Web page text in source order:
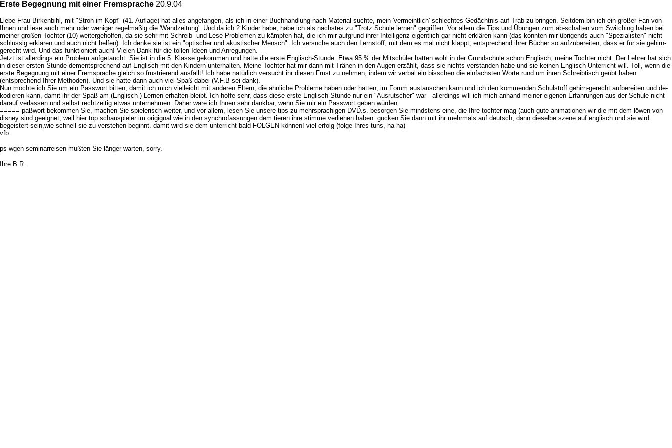
Erste Begegnung mit einer Fremsprache 20.9.04
Liebe Frau Birkenbihl, mit "Stroh im Kopf" (41. Auflage) hat alles angefangen, als ich in einer Buchhandlung nach Material suchte, mein 'vermeintlich' schlechtes Gedächtnis auf Trab zu bringen. Seitdem bin ich ein großer Fan von
Ihnen und lese auch mehr oder weniger regelmäßig die 'Wandzeitung'. Und da ich 2 Kinder habe, habe ich als nächstes zu "Trotz Schule lernen" gegriffen. Vor allem die Tips und Übungen zum ab-schalten vom Switching haben bei
meiner großen Tochter (10) weitergeholfen, da sie sehr mit Schreib- und Lese-Problemen zu kämpfen hat, die ich mir aufgrund ihrer Intelligenz eigentlich gar nicht erklären kann (das konnten mir übrigends auch "Spezialisten" nicht
schlüssig erklären und auch nicht helfen). Ich denke sie ist ein "optischer und akustischer Mensch". Ich versuche auch den Lernstoff, mit dem es mal nicht klappt, entsprechend ihrer Bücher so aufzubereiten, dass er für sie gehirn-
gerecht wird. Und das funktioniert auch! Vielen Dank für die tollen Ideen und Anregungen.
Jetzt ist allerdings ein Problem aufgetaucht: Sie ist in die 5. Klasse gekommen und hatte die erste Englisch-Stunde. Etwa 95 % der Mitschüler hatten wohl in der Grundschule schon Englisch, meine Tochter nicht. Der Lehrer hat sich
in dieser ersten Stunde dementsprechend auf Englisch mit den Kindern unterhalten. Meine Tochter hat mir dann mit Tränen in den Augen erzählt, dass sie nichts verstanden habe und sie keinen Englisch-Unterricht will. Toll, wenn die
erste Begegnung mit einer Fremsprache gleich so frustrierend ausfällt! Ich habe natürlich versucht ihr diesen Frust zu nehmen, indem wir verbal ein bisschen die einfachsten Worte rund um ihren Schreibtisch geübt haben
(entsprechend Ihrer Methoden). Und sie hatte dann auch viel Spaß dabei (V.F.B sei dank).
Nun möchte ich Sie um ein Passwort bitten, damit ich mich vielleicht mit anderen Eltern, die ähnliche Probleme haben oder hatten, im Forum austauschen kann und ich den kommenden Schulstoff gehirn-gerecht aufbereiten und de-
kodieren kann, damit ihr der Spaß am (Englisch-) Lernen erhalten bleibt. Ich hoffe sehr, dass diese erste Englisch-Stunde nur ein "Ausrutscher" war - allerdings will ich mich anhand meiner eigenen Erfahrungen aus der Schule nicht
darauf verlassen und selbst rechtzeitig etwas unternehmen. Daher wäre ich Ihnen sehr dankbar, wenn Sie mir ein Passwort geben würden.
===== paßwort bekommen Sie, machen Sie spielerisch weiter, und vor allem, lesen Sie unsere tips zu mehrsprachigen DVD.s. besorgen Sie mindstens eine, die Ihre tochter mag (auch gute animationen wir die mit dem löwen von
disney sind geeignet, weil hier top schauspieler im origignal wie in den synchrofassungen dem tieren ihre stimme verliehen haben. gucken Sie dann mit ihr mehrmals auf deutsch, dann dieselbe szene auf englisch und sie wird
begeistert sein,wie schnell sie zu verstehen beginnt. damit wird sie dem unterricht bald FOLGEN können! viel erfolg (folge Ihres tuns, ha ha)
vfb
ps wgen seminarreisen mußten Sie länger warten, sorry.
Ihre B.R.